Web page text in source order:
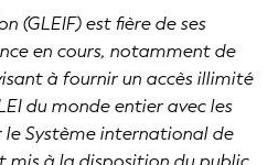
(GLEIF) est fière de ses
en cours, notamment de
à fournir un accès illimité
du monde entier avec les
Système international de